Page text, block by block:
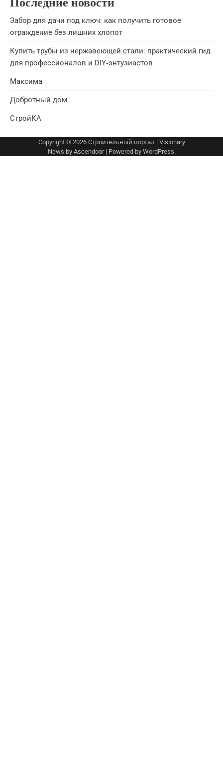
Забор для дачи под ключ: как получить готовое
ограждение без лишних хлопот
Купить трубы из нержавеющей стали: практический гид
для профессионалов и DIY‑энтузиастов
Максима
Добротный дом
СтройКА
Copyright © 2026 Строительный портал | Visionary
News by Ascendoor| Powered by WordPress.